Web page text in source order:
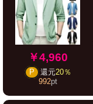
￥4,960
P 還元20％
992pt